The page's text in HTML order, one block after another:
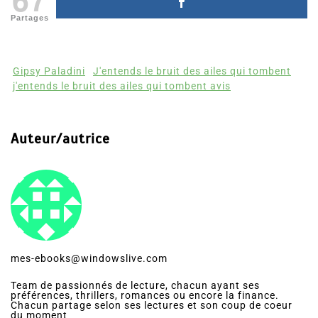
Partages
Gipsy Paladini
J'entends le bruit des ailes qui tombent
j'entends le bruit des ailes qui tombent avis
Auteur/autrice
mes-ebooks@windowslive.com
Team de passionnés de lecture, chacun ayant ses
préférences, thrillers, romances ou encore la finance.
Chacun partage selon ses lectures et son coup de coeur